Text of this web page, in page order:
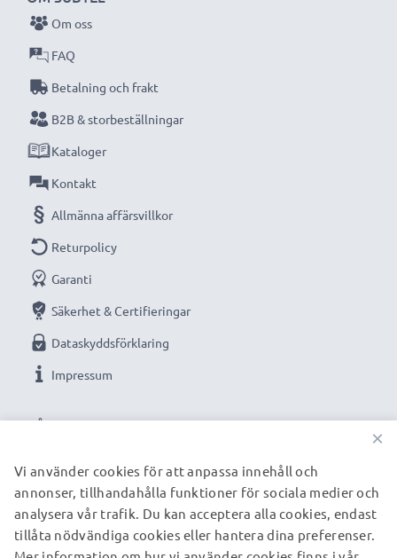
VÅRA BETALNINGSALTERNATIV
Om oss
FAQ
Betalning och frakt
B2B & storbeställningar
Kataloger
Kontakt
Allmänna affärsvillkor
Returpolicy
Garanti
Säkerhet & Certifieringar
Dataskyddsförklaring
Impressum
VÅRA FRAKTPARTNERS
×
Vi använder cookies för att anpassa innehåll och
annonser, tillhandahålla funktioner för sociala medier och
analysera vår trafik. Du kan acceptera alla cookies, endast
tillåta nödvändiga cookies eller hantera dina preferenser.